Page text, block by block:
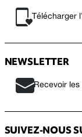
Télécharger
NEWSLETTER
Recevoir les
SUIVEZ-NOUS